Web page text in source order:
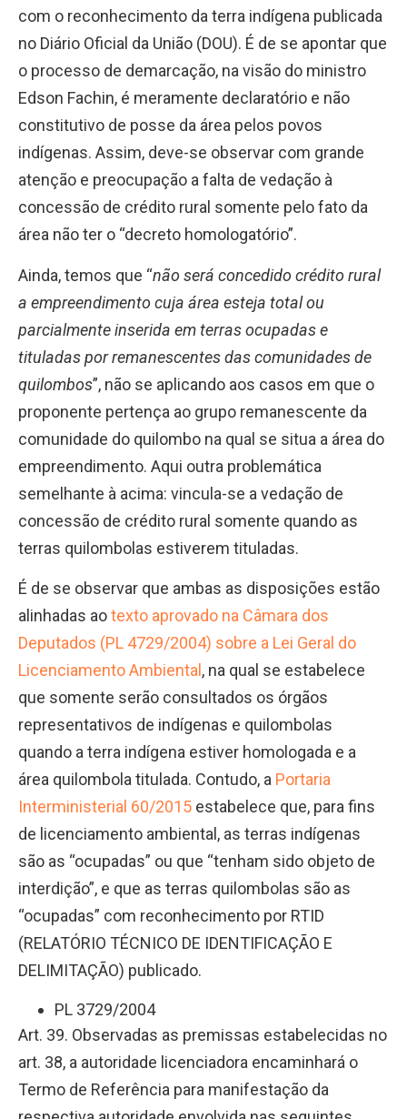
com o reconhecimento da terra indígena publicada
no Diário Oficial da União (DOU). É de se apontar que
o processo de demarcação, na visão do ministro
Edson Fachin, é meramente declaratório e não
constitutivo de posse da área pelos povos
indígenas. Assim, deve-se observar com grande
atenção e preocupação a falta de vedação à
concessão de crédito rural somente pelo fato da
área não ter o “decreto homologatório”.
Ainda, temos que “não será concedido crédito rural
a empreendimento cuja área esteja total ou
parcialmente inserida em terras ocupadas e
tituladas por remanescentes das comunidades de
quilombos”, não se aplicando aos casos em que o
proponente pertença ao grupo remanescente da
comunidade do quilombo na qual se situa a área do
empreendimento. Aqui outra problemática
semelhante à acima: vincula-se a vedação de
concessão de crédito rural somente quando as
terras quilombolas estiverem tituladas.
É de se observar que ambas as disposições estão
alinhadas aotexto aprovado na Câmara dos
Deputados (PL 4729/2004) sobre a Lei Geral do
Licenciamento Ambiental , na qual se estabelece
que somente serão consultados os órgãos
representativos de indígenas e quilombolas
quando a terra indígena estiver homologada e a
área quilombola titulada. Contudo, a Portaria
Interministerial 60/2015 estabelece que, para fins
de licenciamento ambiental, as terras indígenas
são as “ocupadas” ou que “tenham sido objeto de
interdição”, e que as terras quilombolas são as
“ocupadas” com reconhecimento por RTID
(RELATÓRIO TÉCNICO DE IDENTIFICAÇÃO E
DELIMITAÇÃO) publicado.
PL 3729/2004
Art. 39. Observadas as premissas estabelecidas no
art. 38, a autoridade licenciadora encaminhará o
Termo de Referência para manifestação da